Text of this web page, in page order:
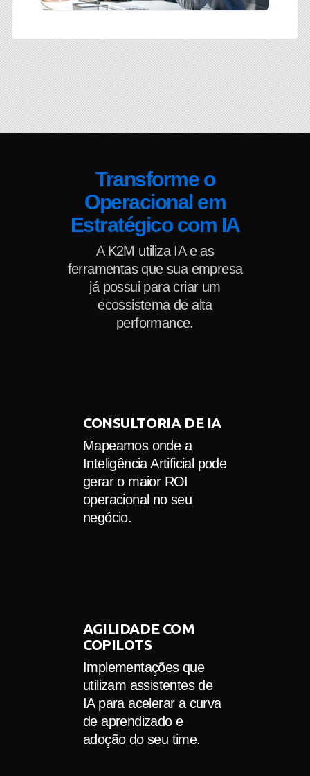
Transforme o
Operacional em
Estratégico com IA
A K2M utiliza IA e as
ferramentas que sua empresa
já possui para criar um
ecossistema de alta
performance.
CONSULTORIA DE IA
Mapeamos onde a
Inteligência Artificial pode
gerar o maior ROI
operacional no seu
negócio.
AGILIDADE COM
COPILOTS
Implementações que
utilizam assistentes de
IA para acelerar a curva
de aprendizado e
adoção do seu time.